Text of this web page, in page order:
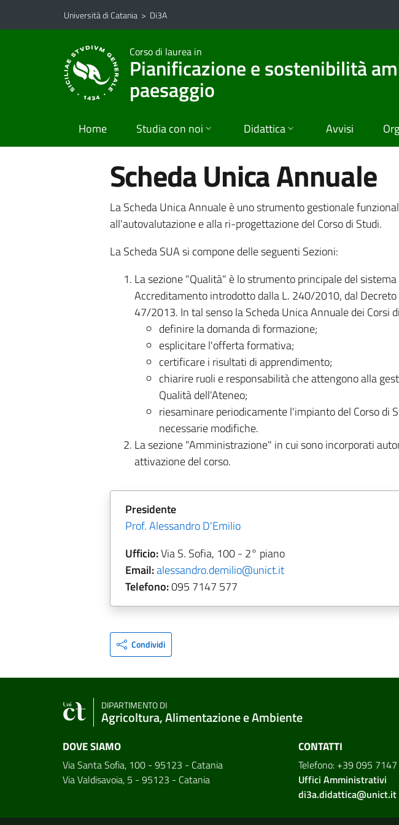
Vai al contenuto principale
Vai al menu di navigazione
Università di Catania > Di3A
Corso di laurea in
Pianificazione e sostenibilità
paesaggio
Home Studia con noi Didattica Avvisi
Scheda Unica Annuale
La Scheda Unica Annuale è uno strumento gestionale
all'autovalutazione e alla ri-progettazione del Corso di Studi.
La Scheda SUA si compone delle seguenti Sezioni:
La sezione "Qualità" è lo strumento principale del
Accreditamento introdotto dalla L. 240/2010, dal
47/2013. In tal senso la Scheda Unica Annuale dei Corsi
definire la domanda di formazione;
esplicitare l'offerta formativa;
certificare i risultati di apprendimento;
chiarire ruoli e responsabilità che attengono alla
Qualità dell'Ateneo;
riesaminare periodicamente l'impianto del Corso di
necessarie modifiche.
La sezione "Amministrazione" in cui sono incorporati
attivazione del corso.
Presidente
Prof. Alessandro D'Emilio
Ufficio:Via S. Sofia, 100 - 2° piano
Email:alessandro.demilio@unict.it
Telefono:095 7147 577
Condividi
DIPARTIMENTO DI
Agricoltura, Alimentazione e Ambiente
DOVE SIAMO
Via Santa Sofia, 100 - 95123 - Catania
Via Valdisavoia, 5 - 95123 - Catania
CONTATTI
Telefono: +39 095
Uffici Amministrativi
di3a.didattica@unict.it